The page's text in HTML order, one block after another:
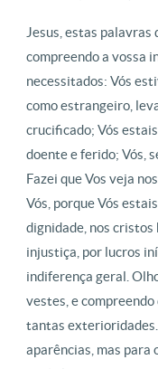
Jesus, estas palavras
compreendo a vossa
necessitados: Vós
como estrangeiro,
crucificado; Vós
doente e ferido; Vós,
Fazei que Vos veja
Vós, porque Vós
dignidade, nos cristos
injustiça, por lucros
indiferença geral.
vestes, e
tantas exterioridades.
aparências, mas para